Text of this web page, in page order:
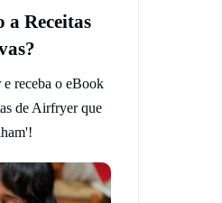
a Receitas
e receba o eBook
de Airfryer que